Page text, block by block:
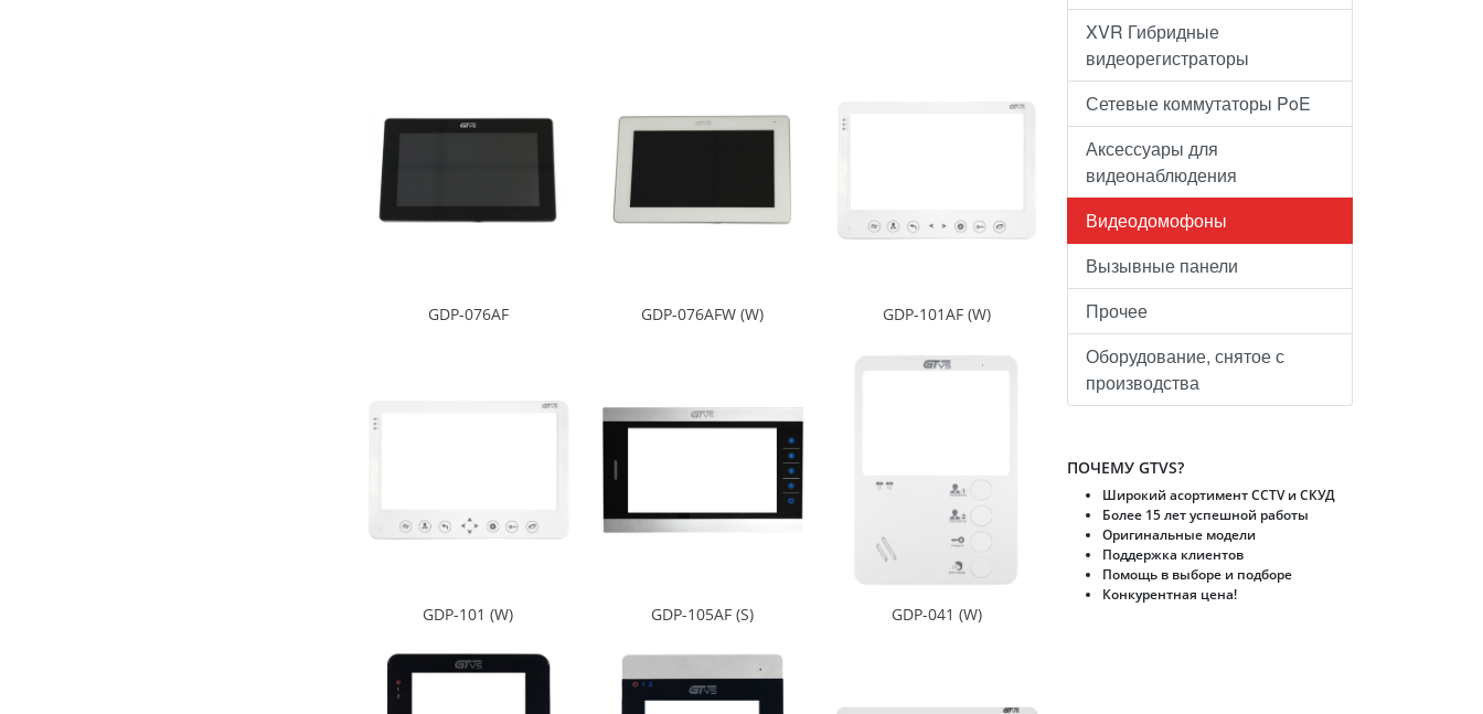
GDP-076AF GDP-076AFW (W) GDP-101AF (W)
GDP-101 (W) GDP-105AF (S) GDP-041 (W)
XVR Гибридные
видеорегистраторы
Сетевые коммутаторы PoE
Аксессуары для
видеонаблюдения
Видеодомофоны
Вызывные панели
Прочее
Оборудование, снятое с
производства
ПОЧЕМУ GTVS?
Широкий асортимент CCTV и CКУД
Более 15 лет успешной работы
Оригинальные модели
Поддержка клиентов
Помощь в выборе и подборе
Конкурентная цена!